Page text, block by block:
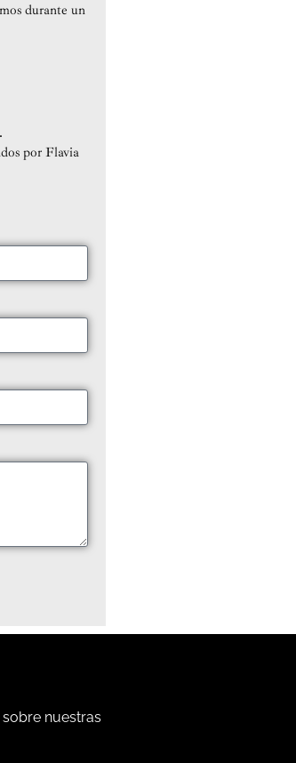
durante un
por Flavia
nuestras